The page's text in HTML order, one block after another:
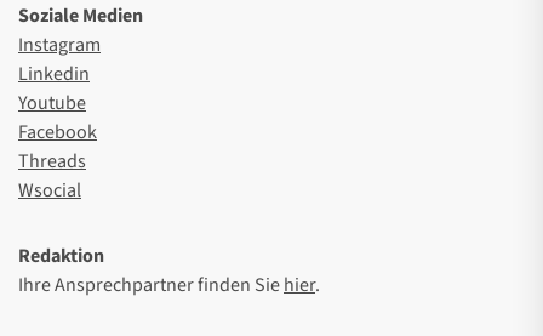
Soziale Medien
Instagram
Linkedin
Youtube
Facebook
Threads
Wsocial
Redaktion
Ihre Ansprechpartner finden Siehier.